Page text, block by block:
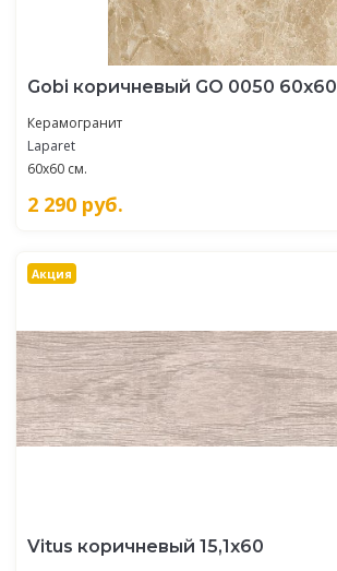
Gobi коричневый GO 0050 60х60
Керамогранит
Laparet
60x60 см.
2 290 руб.
Акция
Vitus коричневый 15,1х60